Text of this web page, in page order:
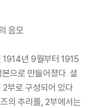
음모
1914년 9월부터 1915
본으로 만들어졌다. 셜
2부로 구성되어 있다.
의 추리를, 2부에서는